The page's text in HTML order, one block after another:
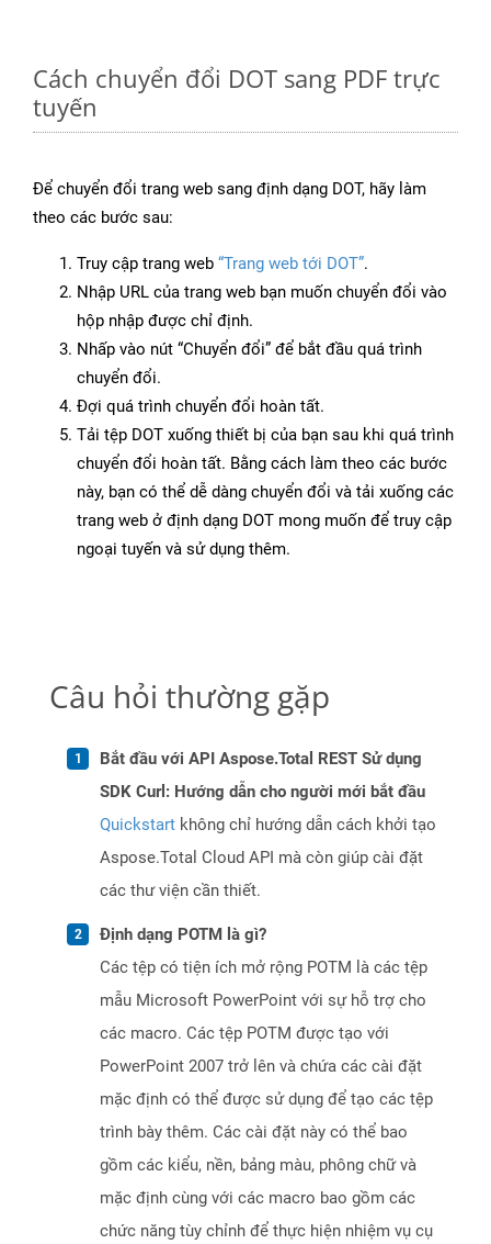
Cách chuyển đổi DOT sang PDF trực
tuyến
Để chuyển đổi trang web sang định dạng DOT, hãy làm
theo các bước sau:
Truy cập trang web “Trang web tới DOT”.
Nhập URL của trang web bạn muốn chuyển đổi vào
hộp nhập được chỉ định.
Nhấp vào nút “Chuyển đổi” để bắt đầu quá trình
chuyển đổi.
Đợi quá trình chuyển đổi hoàn tất.
Tải tệp DOT xuống thiết bị của bạn sau khi quá trình
chuyển đổi hoàn tất. Bằng cách làm theo các bước
này, bạn có thể dễ dàng chuyển đổi và tải xuống các
trang web ở định dạng DOT mong muốn để truy cập
ngoại tuyến và sử dụng thêm.
Câu hỏi thường gặp
Bắt đầu với API Aspose.Total REST Sử dụng
SDK Curl: Hướng dẫn cho người mới bắt đầu
Quickstart không chỉ hướng dẫn cách khởi tạo
Aspose.Total Cloud API mà còn giúp cài đặt
các thư viện cần thiết.
Định dạng POTM là gì?
Các tệp có tiện ích mở rộng POTM là các tệp
mẫu Microsoft PowerPoint với sự hỗ trợ cho
các macro. Các tệp POTM được tạo với
PowerPoint 2007 trở lên và chứa các cài đặt
mặc định có thể được sử dụng để tạo các tệp
trình bày thêm. Các cài đặt này có thể bao
gồm các kiểu, nền, bảng màu, phông chữ và
mặc định cùng với các macro bao gồm các
chức năng tùy chỉnh để thực hiện nhiệm vụ cụ